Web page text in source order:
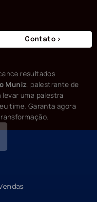
Contato
resultados
Muniz, palestrante de
uma palestra
time. Garanta agora